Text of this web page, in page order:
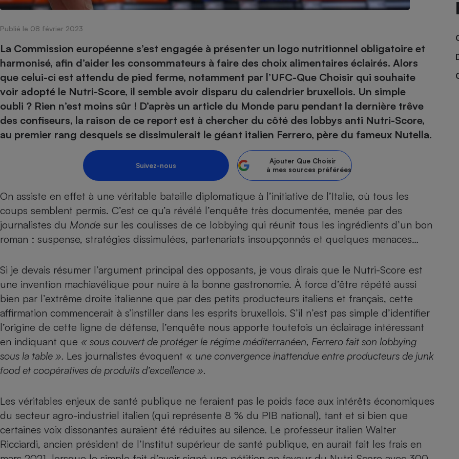
Publié le 08 février 2023
La Commission européenne s’est engagée à présenter un logo nutritionnel obligatoire et
harmonisé, afin d’aider les consommateurs à faire des choix alimentaires éclairés. Alors
que celui-ci est attendu de pied ferme, notamment par l’UFC-Que Choisir qui souhaite
voir adopté le Nutri-Score, il semble avoir disparu du calendrier bruxellois. Un simple
oubli ? Rien n’est moins sûr ! D’après un article du Monde paru pendant la dernière trêve
des confiseurs, la raison de ce report est à chercher du côté des lobbys anti Nutri-Score,
au premier rang desquels se dissimulerait le géant italien Ferrero, père du fameux Nutella.
Suivez-nous
Ajouter Que Choisir
à mes sources préférées
On assiste en effet à une véritable bataille diplomatique à l’initiative de l’Italie, où tous les
coups semblent permis. C’est ce qu’a révélé l’enquête très documentée, menée par des
journalistes du Monde sur les coulisses de ce lobbying qui réunit tous les ingrédients d’un bon
roman : suspense, stratégies dissimulées, partenariats insoupçonnés et quelques menaces…
Si je devais résumer l’argument principal des opposants, je vous dirais que le Nutri-Score est
une invention machiavélique pour nuire à la bonne gastronomie. À force d’être répété aussi
bien par l’extrême droite italienne que par des petits producteurs italiens et français, cette
affirmation commencerait à s’instiller dans les esprits bruxellois. S’il n’est pas simple d’identifier
l’origine de cette ligne de défense, l’enquête nous apporte toutefois un éclairage intéressant
en indiquant que « sous couvert de protéger le régime méditerranéen, Ferrero fait son lobbying
sous la table ». Les journalistes évoquent « une convergence inattendue entre producteurs de junk
food et coopératives de produits d’excellence ».
Les véritables enjeux de santé publique ne feraient pas le poids face aux intérêts économiques
du secteur agro-industriel italien (qui représente 8 % du PIB national), tant et si bien que
certaines voix dissonantes auraient été réduites au silence. Le professeur italien Walter
Ricciardi, ancien président de l’Institut supérieur de santé publique, en aurait fait les frais en
Complément
alimentaire
Foie gras
Champagne - Comment choisir une
bouteille de champagne
Assurance emprunteur Assurance vie
Banque en ligne
Petit électroménager - Ustensile
Lave-linge Lave-vaisselle
Plaque de cuisson à
induction
Four encastrable
Climatiseur -
Ventilateur
Aspirateur
Internet
Téléviseur Ordinateur portable
Téléphone mobile -
Smartphone
Appareil photo
numérique
Matelas Poêle à granulés
Radiateur électrique
Climatiseur -
Ventilateur
Lessive
Mutuelle Aide auditive
Crème solaire